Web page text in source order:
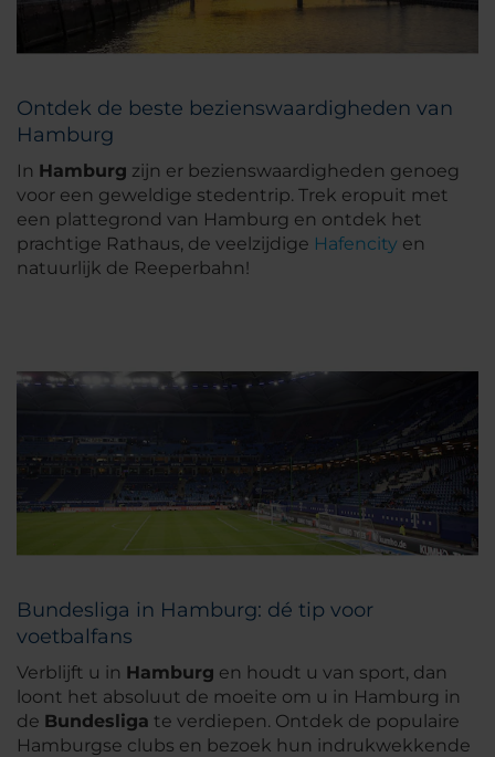
Ontdek de beste bezienswaardigheden van
Hamburg
In Hamburg zijn er bezienswaardigheden genoeg
voor een geweldige stedentrip. Trek eropuit met
een plattegrond van Hamburg en ontdek het
prachtige Rathaus, de veelzijdige Hafencity en
natuurlijk de Reeperbahn!
Bundesliga in Hamburg: dé tip voor
voetbalfans
Verblijft u in Hamburg en houdt u van sport, dan
loont het absoluut de moeite om u in Hamburg in
de Bundesliga te verdiepen. Ontdek de populaire
Hamburgse clubs en bezoek hun indrukwekkende